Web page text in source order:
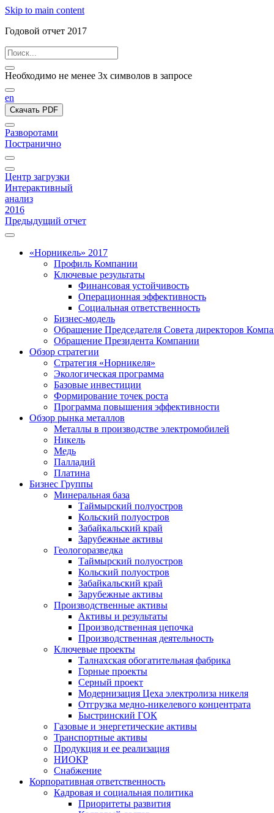
Skip to main content
Годовой отчет 2017
Необходимо не менее 3х символов в запросе
en
Скачать PDF
Разворотами
Постранично
Центр загрузки
Интерактивный
анализ
2016
Предыдущий отчет
«Норникель» 2017
Профиль Компании
Ключевые результаты
Финансовая устойчивость
Операционная эффективность
Социальная ответственность
Бизнес-модель
Обращение Председателя Совета директоров
Обращение Президента Компании
Обзор стратегии
Стратегия «Норникеля»
Экологическая программа
Базовые инвестиции
Формирование точек роста
Программа повышения эффективности
Обзор рынка металлов
Металлы в производстве электромобилей
Никель
Медь
Палладий
Платина
Бизнес Группы
Минеральная база
Таймырский полуостров
Кольский полуостров
Забайкальский край
Зарубежные активы
Геологоразведка
Таймырский полуостров
Кольский полуостров
Забайкальский край
Зарубежные активы
Производственные активы
Активы и результаты
Производственная цепочка
Производственная деятельность
Ключевые проекты
Талнахская обогатительная фабрика
Горные проекты
Серный проект
Модернизация Цеха электролиза никеля
Отгрузка медно-никелевого концентрата
Быстринский ГОК
Газовые и энергетические активы
Транспортные активы
Продукция и ее реализация
НИОКР
Снабжение
Корпоративная ответственность
Кадровая и социальная политика
Приоритеты развития